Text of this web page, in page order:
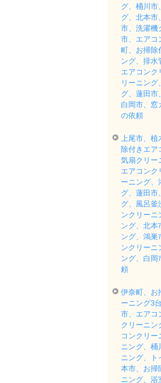
グ、桶川市
グ、北本市
市、洗濯機
市、エアコ
町、お掃除
ング、排水
エアコンク
リーニング
グ、蓮田市
白岡市、窓
の依頼
上尾市、
除付きエア
気扇クリー
エアコンク
ーニング、
グ、蓮田市
グ、風呂釜
ンクリーニ
ング、北本
ング、鴻巣
ンクリーニ
ング、白岡
頼
伊奈町、お
ーニング3
市、エアコ
クリーニン
コンクリー
ニング、桶
ニング、ト
本市、お掃
ニング、浴